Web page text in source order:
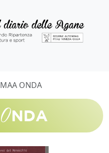
MAA ONDA
O NDA